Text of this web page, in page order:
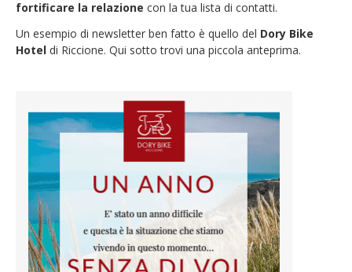
fortificare la relazione con la tua lista di contatti.
Un esempio di newsletter ben fatto è quello del Dory Bike
Hotel di Riccione. Qui sotto trovi una piccola anteprima.